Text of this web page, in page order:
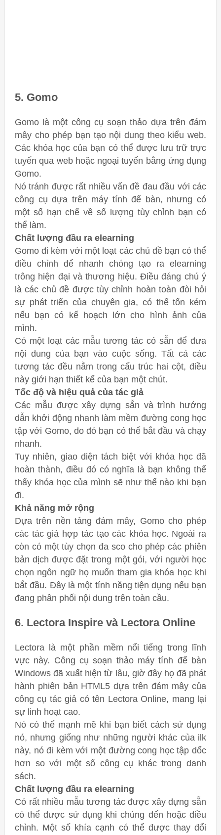
5. Gomo
Gomo là một công cụ soạn thảo dựa trên đám
mây cho phép bạn tạo nội dung theo kiểu web.
Các khóa học của bạn có thể được lưu trữ trực
tuyến qua web hoặc ngoại tuyến bằng ứng dụng
Gomo.
Nó tránh được rất nhiều vấn đề đau đầu với các
công cụ dựa trên máy tính để bàn, nhưng có
một số hạn chế về số lượng tùy chỉnh bạn có
thể làm.
Chất lượng đầu ra elearning
Gomo đi kèm với một loạt các chủ đề bạn có thể
điều chỉnh để nhanh chóng tạo ra elearning
trông hiện đại và thương hiệu. Điều đáng chú ý
là các chủ đề được tùy chỉnh hoàn toàn đòi hỏi
sự phát triển của chuyên gia, có thể tốn kém
nếu bạn có kế hoạch lớn cho hình ảnh của
mình.
Có một loạt các mẫu tương tác có sẵn để đưa
nội dung của bạn vào cuộc sống. Tất cả các
tương tác đều nằm trong cấu trúc hai cột, điều
này giới hạn thiết kế của bạn một chút.
Tốc độ và hiệu quả của tác giả
Các mẫu được xây dựng sẵn và trình hướng
dẫn khởi động nhanh làm mềm đường cong học
tập với Gomo, do đó bạn có thể bắt đầu và chạy
nhanh.
Tuy nhiên, giao diện tách biệt với khóa học đã
hoàn thành, điều đó có nghĩa là bạn không thể
thấy khóa học của mình sẽ như thế nào khi bạn
đi.
Khả năng mở rộng
Dựa trên nền tảng đám mây, Gomo cho phép
các tác giả hợp tác tạo các khóa học. Ngoài ra
còn có một tùy chọn đa sco cho phép các phiên
bản dịch được đặt trong một gói, với người học
chọn ngôn ngữ họ muốn tham gia khóa học khi
bắt đầu. Đây là một tính năng tiện dụng nếu bạn
đang phân phối nội dung trên toàn cầu.
6. Lectora Inspire và Lectora Online
Lectora là một phần mềm nổi tiếng trong lĩnh
vực này. Công cụ soạn thảo máy tính để bàn
Windows đã xuất hiện từ lâu, giờ đây họ đã phát
hành phiên bản HTML5 dựa trên đám mây của
công cụ tác giả có tên Lectora Online, mang lại
sự linh hoạt cao.
Nó có thể mạnh mẽ khi bạn biết cách sử dụng
nó, nhưng giống như những người khác của ilk
này, nó đi kèm với một đường cong học tập dốc
hơn so với một số công cụ khác trong danh
sách.
Chất lượng đầu ra elearning
Có rất nhiều mẫu tương tác được xây dựng sẵn
có thể được sử dụng khi chúng đến hoặc điều
chỉnh. Một số khía cạnh có thể được thay đổi